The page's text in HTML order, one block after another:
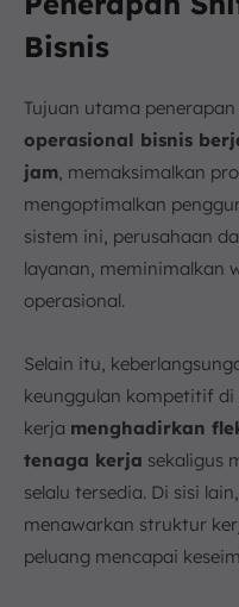
Bisnis
Tujuan utama penerapan
operasional bisnis
jam, memaksimalkan
mengoptimalkan
sistem ini, perusahaan
layanan, meminimalkan
operasional.
Selain itu,
keunggulan kompetitif di
kerja menghadirkan
tenaga kerja sekaligus
selalu tersedia. Di sisi
menawarkan struktur
peluang mencapai